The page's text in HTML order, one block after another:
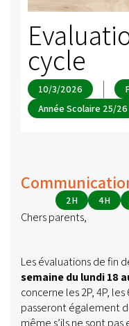
cycle
10/3/2026
Année Scolaire 25/26
2H 4H
Chers parents,
Les évaluations de fin
semaine du lundi 18
concerne les 2P, 4P,
passeront également
même s’ils ne sont pas